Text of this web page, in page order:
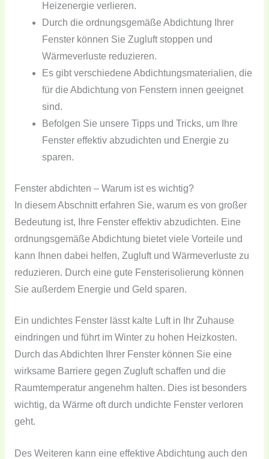
Heizenergie verlieren.
Durch die ordnungsgemäße Abdichtung Ihrer
Fenster können Sie Zugluft stoppen und
Wärmeverluste reduzieren.
Es gibt verschiedene Abdichtungsmaterialien, die
für die Abdichtung von Fenstern innen geeignet
sind.
Befolgen Sie unsere Tipps und Tricks, um Ihre
Fenster effektiv abzudichten und Energie zu
sparen.
Fenster abdichten – Warum ist es wichtig?
In diesem Abschnitt erfahren Sie, warum es von großer
Bedeutung ist, Ihre Fenster effektiv abzudichten. Eine
ordnungsgemäße Abdichtung bietet viele Vorteile und
kann Ihnen dabei helfen, Zugluft und Wärmeverluste zu
reduzieren. Durch eine gute Fensterisolierung können
Sie außerdem Energie und Geld sparen.
Ein undichtes Fenster lässt kalte Luft in Ihr Zuhause
eindringen und führt im Winter zu hohen Heizkosten.
Durch das Abdichten Ihrer Fenster können Sie eine
wirksame Barriere gegen Zugluft schaffen und die
Raumtemperatur angenehm halten. Dies ist besonders
wichtig, da Wärme oft durch undichte Fenster verloren
geht.
Des Weiteren kann eine effektive Abdichtung auch den